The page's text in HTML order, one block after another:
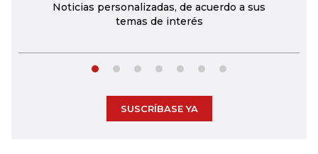
Noticias personalizadas, de acuerdo a sus
temas de interés
SUSCRÍBASE YA